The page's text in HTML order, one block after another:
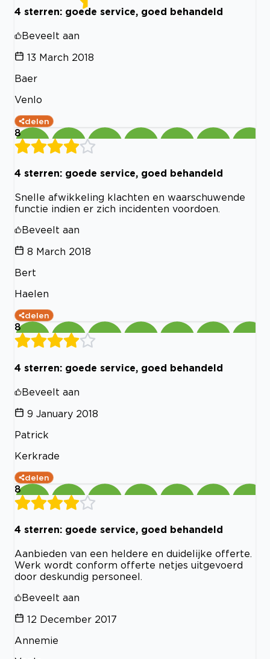
4 sterren: goede service, goed behandeld
Beveelt aan
13 March 2018
Baer
Venlo
delen
8
4 sterren: goede service, goed behandeld
Snelle afwikkeling klachten en waarschuwende
functie indien er zich incidenten voordoen.
Beveelt aan
8 March 2018
Bert
Haelen
delen
8
4 sterren: goede service, goed behandeld
Beveelt aan
9 January 2018
Patrick
Kerkrade
delen
8
4 sterren: goede service, goed behandeld
Aanbieden van een heldere en duidelijke offerte.
Werk wordt conform offerte netjes uitgevoerd
door deskundig personeel.
Beveelt aan
12 December 2017
Annemie